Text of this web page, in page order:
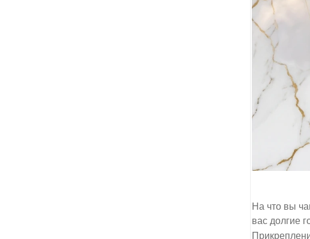
На что вы
вас долгие